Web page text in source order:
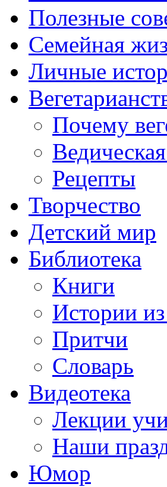
Полезные
Семейная
Личные
Почему
Рецепты
Творчество
Детский мир
Библиотека
Книги
Истории
Притчи
Словарь
Видеотека
Лекции
Наши
Юмор